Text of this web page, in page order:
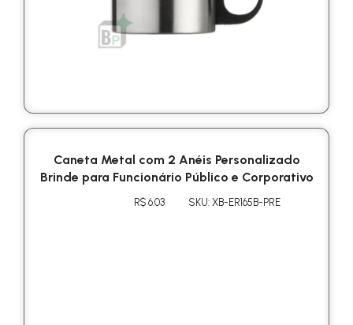
Caneta Metal com 2 Anéis Personalizado
Brinde para Funcionário Público e Corporativo
R$ 6.03 SKU: XB-ER165B-PRE